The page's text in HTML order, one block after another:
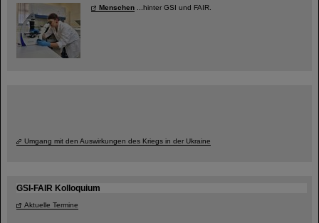
Menschen ...hinter GSI und FAIR.
Umgang mit den Auswirkungen des Kriegs in der Ukraine
GSI-FAIR Kolloquium
Aktuelle Termine